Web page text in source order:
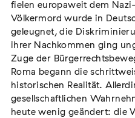
Tag der
Sinti und Roma,
Pfalz nimmt teil
22. August 2026 Landau
fielen europaweit dem
Völkermord wurde in
geleugnet, die
ihrer Nachkommen ging
Zuge der
Roma begann die
historischen Realität.
gesellschaftlichen
heute wenig geändert: die